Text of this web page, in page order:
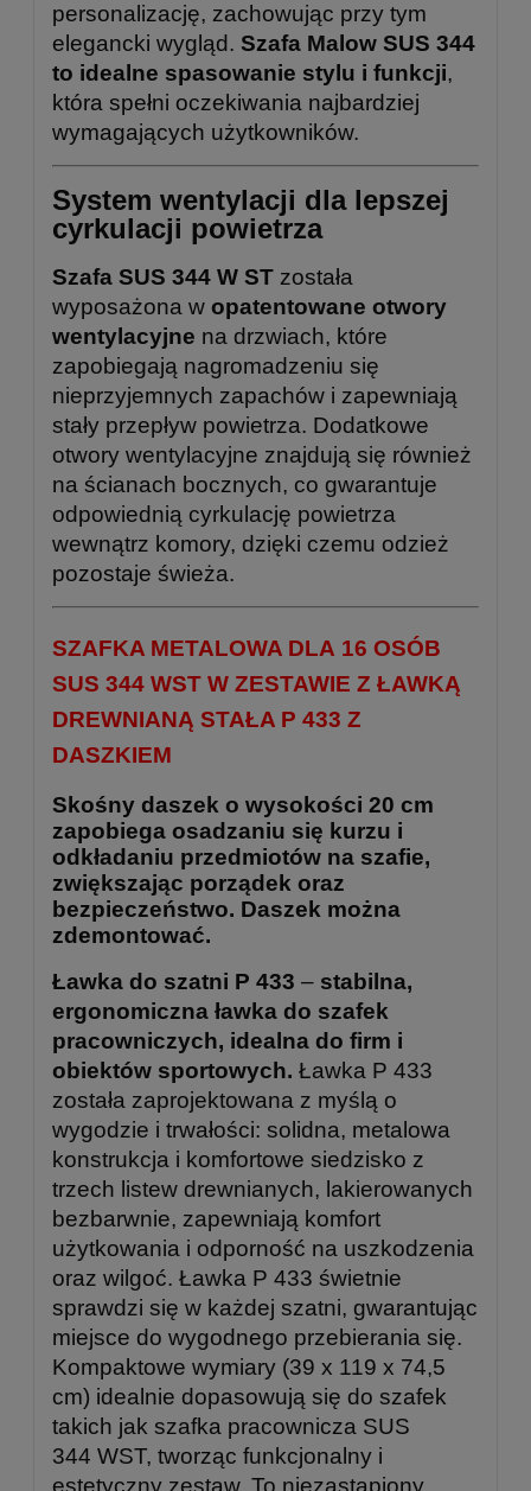
personalizację, zachowując przy tym
elegancki wygląd. Szafa Malow SUS 344
to idealne spasowanie stylu i funkcji,
która spełni oczekiwania najbardziej
wymagających użytkowników.
System wentylacji dla lepszej
cyrkulacji powietrza
Szafa SUS 344 W ST została
wyposażona w opatentowane otwory
wentylacyjne na drzwiach, które
zapobiegają nagromadzeniu się
nieprzyjemnych zapachów i zapewniają
stały przepływ powietrza. Dodatkowe
otwory wentylacyjne znajdują się również
na ścianach bocznych, co gwarantuje
odpowiednią cyrkulację powietrza
wewnątrz komory, dzięki czemu odzież
pozostaje świeża.
SZAFKA METALOWA DLA 16 OSÓB
SUS 344 WST W ZESTAWIE Z ŁAWKĄ
DREWNIANĄ STAŁA P 433 Z
DASZKIEM
Skośny daszek o wysokości 20 cm
zapobiega osadzaniu się kurzu i
odkładaniu przedmiotów na szafie,
zwiększając porządek oraz
bezpieczeństwo. Daszek można
zdemontować.
Ławka do szatni P 433 – stabilna,
ergonomiczna ławka do szafek
pracowniczych, idealna do firm i
obiektów sportowych. Ławka P 433
została zaprojektowana z myślą o
wygodzie i trwałości: solidna, metalowa
konstrukcja i komfortowe siedzisko z
trzech listew drewnianych, lakierowanych
bezbarwnie, zapewniają komfort
użytkowania i odporność na uszkodzenia
oraz wilgoć. Ławka P 433 świetnie
sprawdzi się w każdej szatni, gwarantując
miejsce do wygodnego przebierania się.
Kompaktowe wymiary (39 x 119 x 74,5
cm) idealnie dopasowują się do szafek
takich jak szafka pracownicza SUS
344 WST, tworząc funkcjonalny i